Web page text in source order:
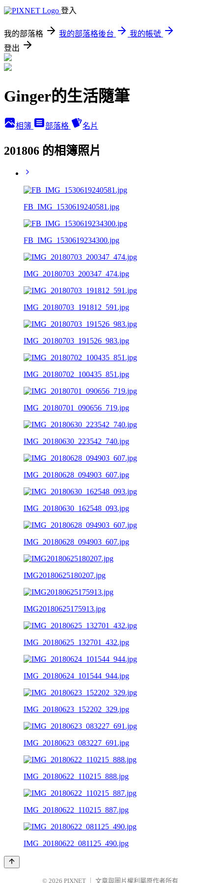
登入
我的部落格 我的部落格後台
我的帳號
登出
Ginger的生活隨筆
相簿 部落格 名片
201806 的相簿照片
FB_IMG_1530619240581.jpg
FB_IMG_1530619234300.jpg
IMG_20180703_200347_474.jpg
IMG_20180703_191812_591.jpg
IMG_20180703_191526_983.jpg
IMG_20180702_100435_851.jpg
IMG_20180701_090656_719.jpg
IMG_20180630_223542_740.jpg
IMG_20180628_094903_607.jpg
IMG_20180630_162548_093.jpg
IMG_20180628_094903_607.jpg
IMG20180625180207.jpg
IMG20180625175913.jpg
IMG_20180625_132701_432.jpg
IMG_20180624_101544_944.jpg
IMG_20180623_152202_329.jpg
IMG_20180623_083227_691.jpg
IMG_20180622_110215_888.jpg
IMG_20180622_110215_887.jpg
IMG_20180622_081125_490.jpg
© 2026 PIXNET 文章與圖片權利屬原作者所有